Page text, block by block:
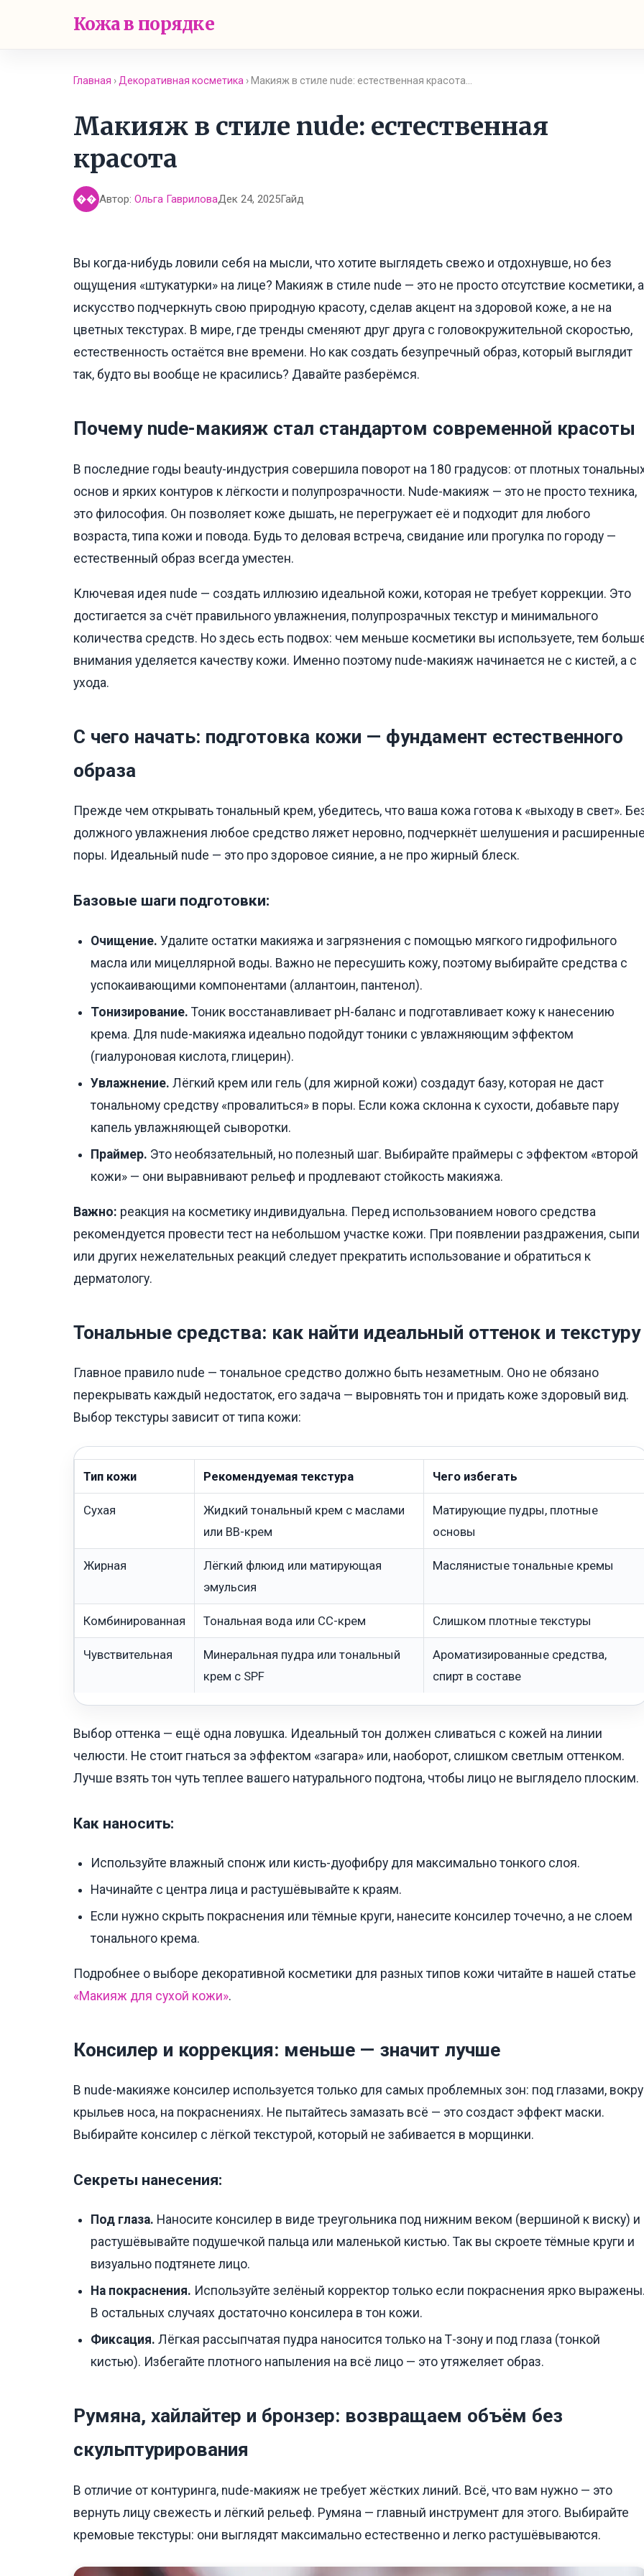
Кожа в порядке
Главная › Декоративная косметика › Макияж в стиле nude: естественная красота…
Макияж в стиле nude: естественная
красота
�� Автор: Ольга ГавриловаДек 24, 2025Гайд
Вы когда-нибудь ловили себя на мысли, что хотите выглядеть свежо и отдохнувше, но без
ощущения «штукатурки» на лице? Макияж в стиле nude — это не просто отсутствие косметики, а
искусство подчеркнуть свою природную красоту, сделав акцент на здоровой коже, а не на
цветных текстурах. В мире, где тренды сменяют друг друга с головокружительной скоростью,
естественность остаётся вне времени. Но как создать безупречный образ, который выглядит
так, будто вы вообще не красились? Давайте разберёмся.
Почему nude-макияж стал стандартом современной красоты
В последние годы beauty-индустрия совершила поворот на 180 градусов: от плотных
основ и ярких контуров к лёгкости и полупрозрачности. Nude-макияж — это не просто техника,
это философия. Он позволяет коже дышать, не перегружает её и подходит для любого
возраста, типа кожи и повода. Будь то деловая встреча, свидание или прогулка по городу —
естественный образ всегда уместен.
Ключевая идея nude — создать иллюзию идеальной кожи, которая не требует коррекции. Это
достигается за счёт правильного увлажнения, полупрозрачных текстур и минимального
количества средств. Но здесь есть подвох: чем меньше косметики вы используете, тем
внимания уделяется качеству кожи. Именно поэтому nude-макияж начинается не с кистей, а с
ухода.
С чего начать: подготовка кожи — фундамент естественного
образа
Прежде чем открывать тональный крем, убедитесь, что ваша кожа готова к «выходу в свет».
должного увлажнения любое средство ляжет неровно, подчеркнёт шелушения и
поры. Идеальный nude — это про здоровое сияние, а не про жирный блеск.
Базовые шаги подготовки:
Очищение. Удалите остатки макияжа и загрязнения с помощью мягкого гидрофильного
масла или мицеллярной воды. Важно не пересушить кожу, поэтому выбирайте средства с
успокаивающими компонентами (аллантоин, пантенол).
Тонизирование. Тоник восстанавливает pH-баланс и подготавливает кожу к нанесению
крема. Для nude-макияжа идеально подойдут тоники с увлажняющим эффектом
(гиалуроновая кислота, глицерин).
Увлажнение. Лёгкий крем или гель (для жирной кожи) создадут базу, которая не даст
тональному средству «провалиться» в поры. Если кожа склонна к сухости, добавьте пару
капель увлажняющей сыворотки.
Праймер. Это необязательный, но полезный шаг. Выбирайте праймеры с эффектом «второй
кожи» — они выравнивают рельеф и продлевают стойкость макияжа.
Важно: реакция на косметику индивидуальна. Перед использованием нового средства
рекомендуется провести тест на небольшом участке кожи. При появлении раздражения, сыпи
или других нежелательных реакций следует прекратить использование и обратиться к
дерматологу.
Тональные средства: как найти идеальный оттенок и текстуру
Главное правило nude — тональное средство должно быть незаметным. Оно не обязано
перекрывать каждый недостаток, его задача — выровнять тон и придать коже здоровый вид.
Выбор текстуры зависит от типа кожи:
Тип кожи Рекомендуемая текстура Чего избегать
Сухая
Жидкий тональный крем с маслами
или BB-крем
Матирующие пудры, плотные
основы
Жирная
Лёгкий флюид или матирующая
эмульсия
Маслянистые тональные кремы
Комбинированная Тональная вода или CC-крем Слишком плотные текстуры
Чувствительная
Минеральная пудра или тональный
крем с SPF
Ароматизированные средства,
спирт в составе
Выбор оттенка — ещё одна ловушка. Идеальный тон должен сливаться с кожей на линии
челюсти. Не стоит гнаться за эффектом «загара» или, наоборот, слишком светлым оттенком.
Лучше взять тон чуть теплее вашего натурального подтона, чтобы лицо не выглядело плоским.
Как наносить:
Используйте влажный спонж или кисть-дуофибру для максимально тонкого слоя.
Начинайте с центра лица и растушёвывайте к краям.
Если нужно скрыть покраснения или тёмные круги, нанесите консилер точечно, а не слоем
тонального крема.
Подробнее о выборе декоративной косметики для разных типов кожи читайте в нашей статье
«Макияж для сухой кожи».
Консилер и коррекция: меньше — значит лучше
В nude-макияже консилер используется только для самых проблемных зон: под глазами,
крыльев носа, на покраснениях. Не пытайтесь замазать всё — это создаст эффект маски.
Выбирайте консилер с лёгкой текстурой, который не забивается в морщинки.
Секреты нанесения:
Под глаза. Наносите консилер в виде треугольника под нижним веком (вершиной к виску) и
растушёвывайте подушечкой пальца или маленькой кистью. Так вы скроете тёмные круги и
визуально подтянете лицо.
На покраснения. Используйте зелёный корректор только если покраснения ярко
В остальных случаях достаточно консилера в тон кожи.
Фиксация. Лёгкая рассыпчатая пудра наносится только на Т-зону и под глаза (тонкой
кистью). Избегайте плотного напыления на всё лицо — это утяжеляет образ.
Румяна, хайлайтер и бронзер: возвращаем объём без
скульптурирования
В отличие от контуринга, nude-макияж не требует жёстких линий. Всё, что вам нужно — это
вернуть лицу свежесть и лёгкий рельеф. Румяна — главный инструмент для этого. Выбирайте
кремовые текстуры: они выглядят максимально естественно и легко растушёвываются.